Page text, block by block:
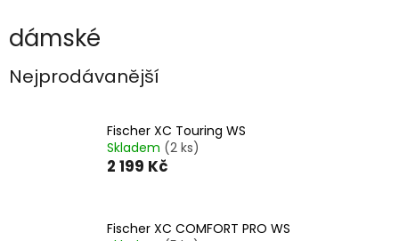
dámské
Nejprodávanější
Fischer XC Touring WS
Skladem (2 ks)
2 199 Kč
Fischer XC COMFORT PRO WS